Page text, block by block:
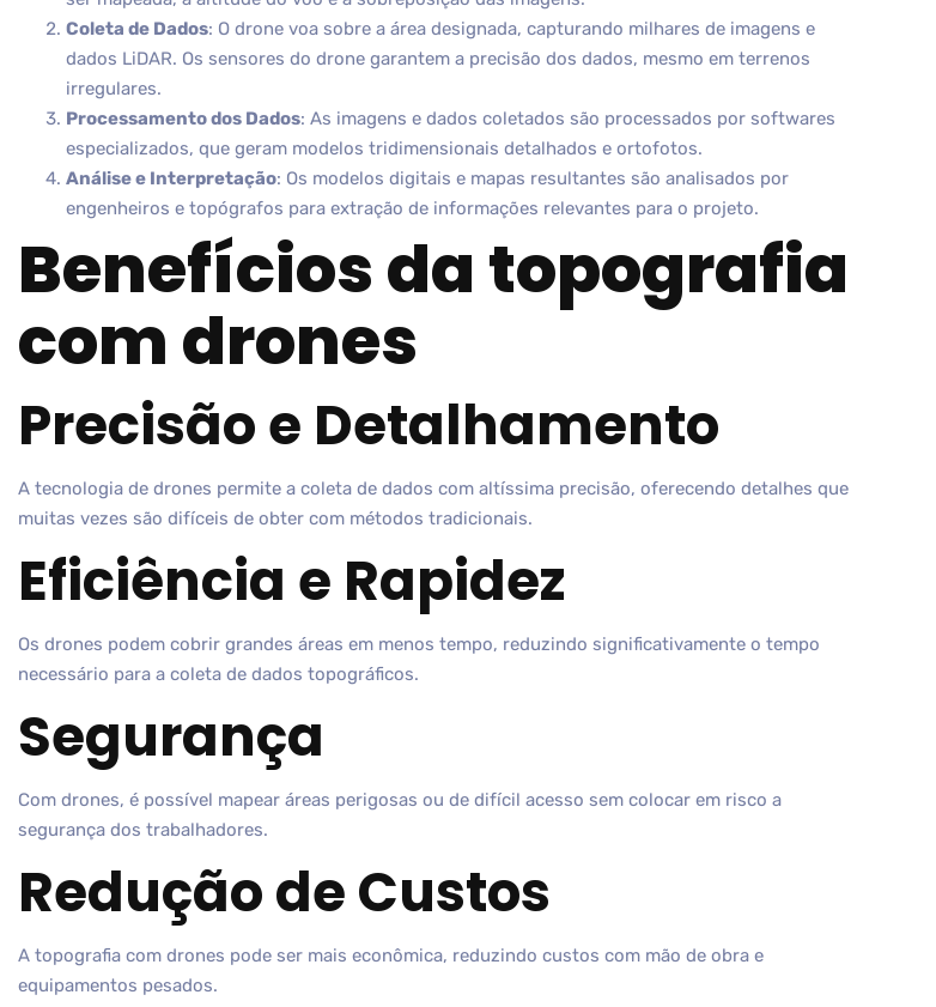
Coleta de Dados: O drone voa sobre a área designada, capturando milhares de imagens e
dados LiDAR. Os sensores do drone garantem a precisão dos dados, mesmo em terrenos
irregulares.
Processamento dos Dados: As imagens e dados coletados são processados por softwares
especializados, que geram modelos tridimensionais detalhados e ortofotos.
Análise e Interpretação: Os modelos digitais e mapas resultantes são analisados por
engenheiros e topógrafos para extração de informações relevantes para o projeto.
Benefícios da topografia
com drones
Precisão e Detalhamento
A tecnologia de drones permite a coleta de dados com altíssima precisão, oferecendo detalhes que
muitas vezes são difíceis de obter com métodos tradicionais.
Eficiência e Rapidez
Os drones podem cobrir grandes áreas em menos tempo, reduzindo significativamente o tempo
necessário para a coleta de dados topográficos.
Segurança
Com drones, é possível mapear áreas perigosas ou de difícil acesso sem colocar em risco a
segurança dos trabalhadores.
Redução de Custos
A topografia com drones pode ser mais econômica, reduzindo custos com mão de obra e
equipamentos pesados.